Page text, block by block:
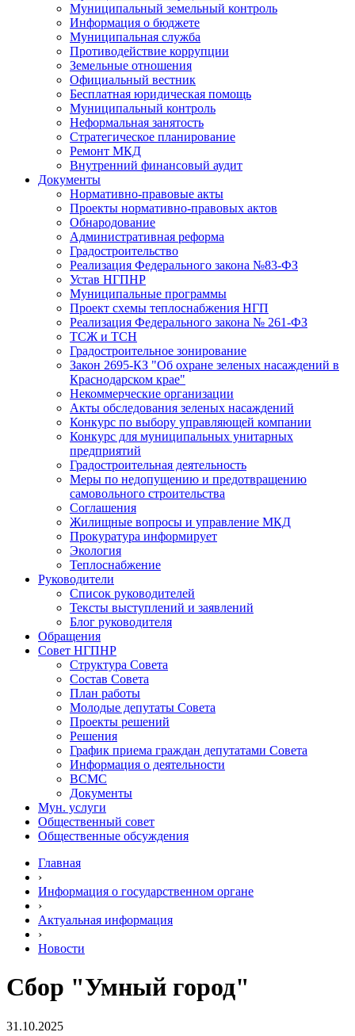
Муниципальный земельный контроль
Информация о бюджете
Муниципальная служба
Противодействие коррупции
Земельные отношения
Официальный вестник
Бесплатная юридическая помощь
Муниципальный контроль
Неформальная занятость
Стратегическое планирование
Ремонт МКД
Внутренний финансовый аудит
Документы
Нормативно-правовые акты
Проекты нормативно-правовых актов
Обнародование
Административная реформа
Градостроительство
Реализация Федерального закона №83-ФЗ
Устав НГПНР
Муниципальные программы
Проект схемы теплоснабжения НГП
Реализация Федерального закона № 261-ФЗ
ТСЖ и ТСН
Градостроительное зонирование
Закон 2695-КЗ "Об охране зеленых насаждений в
Краснодарском крае"
Некоммерческие организации
Акты обследования зеленых насаждений
Конкурс по выбору управляющей компании
Конкурс для муниципальных унитарных
предприятий
Градостроительная деятельность
Меры по недопущению и предотвращению
самовольного строительства
Соглашения
Жилищные вопросы и управление МКД
Прокуратура информирует
Экология
Теплоснабжение
Руководители
Список руководителей
Тексты выступлений и заявлений
Блог руководителя
Обращения
Совет НГПНР
Структура Совета
Состав Совета
План работы
Молодые депутаты Совета
Проекты решений
Решения
График приема граждан депутатами Совета
Информация о деятельности
ВСМС
Документы
Мун. услуги
Общественный совет
Общественные обсуждения
Главная
›
Информация о государственном органе
›
Актуальная информация
›
Новости
Сбор "Умный город"
31.10.2025